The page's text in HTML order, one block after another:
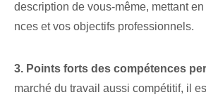
description de vous-même, mettant
nces et vos objectifs professionnels.
3. ⁢Points forts‌ des compétences
marché du travail aussi compétitif, il